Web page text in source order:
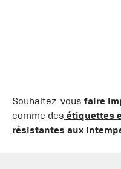
Souhaitez-vous faire
comme des étiquettes
résistantes aux